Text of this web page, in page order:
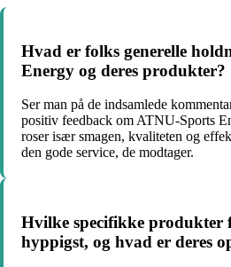
Hvad er folks generelle
Energy og deres produkter?
Ser man på de indsamlede
positiv feedback om ATNU-Sports
roser især smagen, kvaliteten og
den gode service, de modtager.
Hvilke specifikke produkter
hyppigst, og hvad er deres